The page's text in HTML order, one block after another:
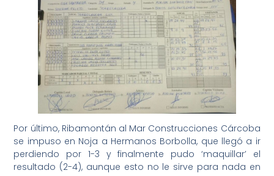
Por último, Ribamontán al Mar Construcciones Cárcoba
se impuso en Noja a Hermanos Borbolla, que llegó a ir
perdiendo por 1-3 y finalmente pudo ‘maquillar’ el
resultado (2-4), aunque esto no le sirve para nada en